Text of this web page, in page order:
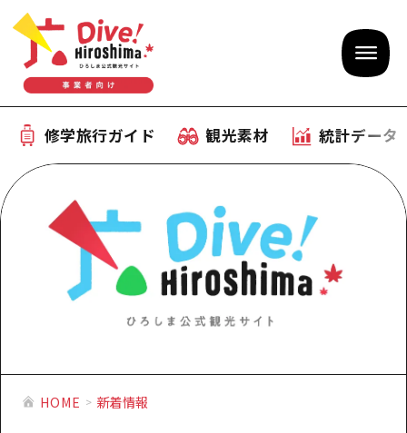
修学旅行ガイド 観光素材 統計データ
修学旅行ガイド
体験型学習プログラム
おすすめモデルコース
産業・体験 観光スポット
事前・事後学習
提供資料のご案内
旅行会社様向け観光素材
観光素材
統計データ
補助金情報
ひろしま観光大使
HOME 新着情報